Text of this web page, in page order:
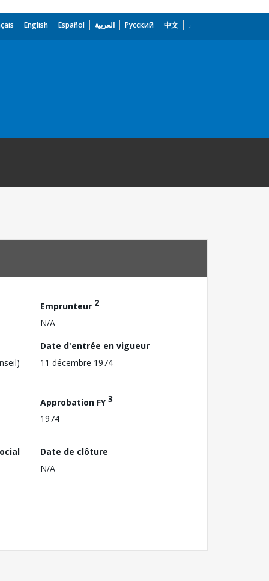
English Español العربية Русский 中文
Emprunteur 2
N/A
Date d'entrée en vigueur
11 décembre 1974
Approbation FY3
1974
Date de clôture
N/A